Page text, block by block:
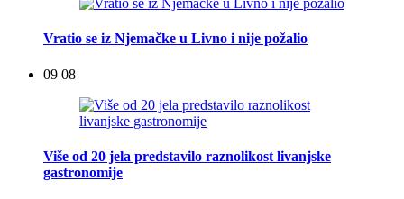
Vratio se iz Njemačke u Livno i nije požalio
09 08
Više od 20 jela predstavilo raznolikost livanjske
gastronomije